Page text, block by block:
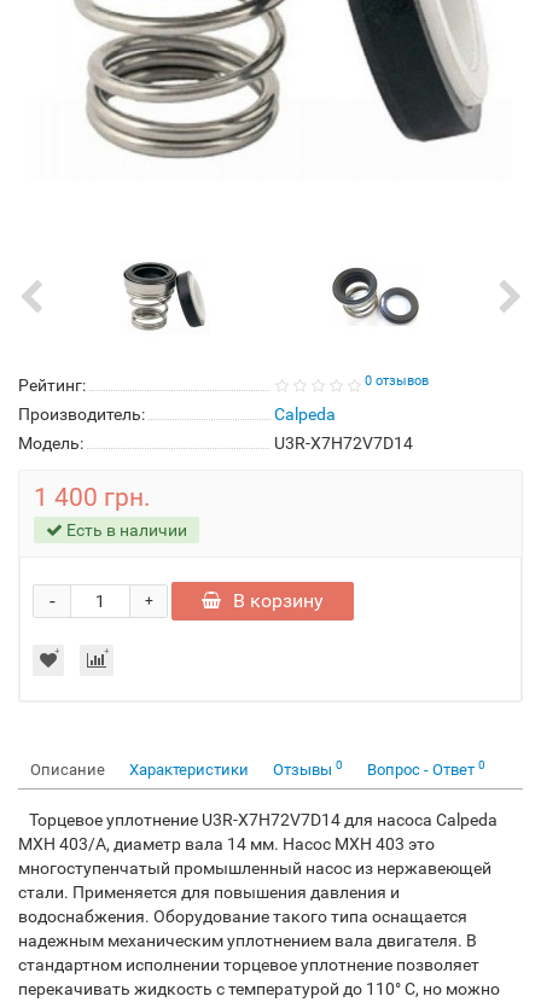
Рейтинг: 0 отзывов
Производитель:
Calpeda
Модель:
U3R-X7H72V7D14
1 400 грн.
Есть в наличии
+
- В корзину
Описание Характеристики Отзывы 0 Вопрос - Ответ 0
Торцевое уплотнение U3R-X7H72V7D14 для насоса Calpeda
MXH 403/A, диаметр вала 14 мм. Насос MXH 403 это
многоступенчатый промышленный насос из нержавеющей
стали. Применяется для повышения давления и
водоснабжения. Оборудование такого типа оснащается
надежным механическим уплотнением вала двигателя. В
стандартном исполнении торцевое уплотнение позволяет
перекачивать жидкость с температурой до 110° С, но можно